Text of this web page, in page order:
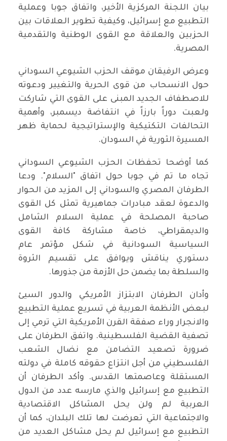
بيان اللجنة المركزية الأخير، واتفاق جوبا وعملية
التطبيع مع إسرائيل، وكيفية تطوير العلاقات بين
الحزبين والعلاقة مع القوى الوطنية والتقدمية
المصرية.
وعرض الرفيقان موقف الحزب الشيوعي السوداني
حول الانسحاب من قوى الحرية والتغيير ودعوته
للاصطفاف الجديد المبنى على القوى التي شاركت
ولعبت دوراً بارزاً في انتفاضة ديسمبر، وأهمية
التحالفات التكتيكية والإستراتيجية لحماية ظهر
المسيرة الثورية في السودان.
كما أوضحا تحفظات الحزب الشيوعي السوداني
تجاه ما تم في جوبا حول اتفاق "السلام". ودعا
الطرفان المصري والسوداني إلى المزيد من الحوار
والدعوة لعقد مبادرات جماهيرية تمثل كل القوى
صاحبة المصلحة في عملية السلام الشامل
والديمقراطي، خاصة مشاركة كافة القوى
السياسية السودانية في شكل مؤتمر عام
دستوري يناقش ويوافق على تقسيم الثروة
والسلطة بما يضمن حل الأزمة من جذورها.
وأدان الطرفان الابتزاز الأمريكي والدور السيئ
لبعض الأنظمة العربية في تسريع عملية التطبيع
والانجرار وراء صفقة القرن الأمريكية التي ترمي إلى
تصفية القضية الفلسطينية. واتفق الطرفان على
ضرورة تصعيد التضامن مع نضال الشعب
الفلسطيني من أجل انتزاع حقوقه كاملة في دولته
المستقلة وعاصمتها القدس. وأكد الطرفان أن
التطبيع مع إسرائيل والذي مارسه عدد من الدول
العربية لم ولن يحل المشاكل الاقتصادية
والاجتماعية التي تعرضت لها تلك البلدان، كما أن
التطبيع مع إسرائيل لم يحل مشاكل العديد من